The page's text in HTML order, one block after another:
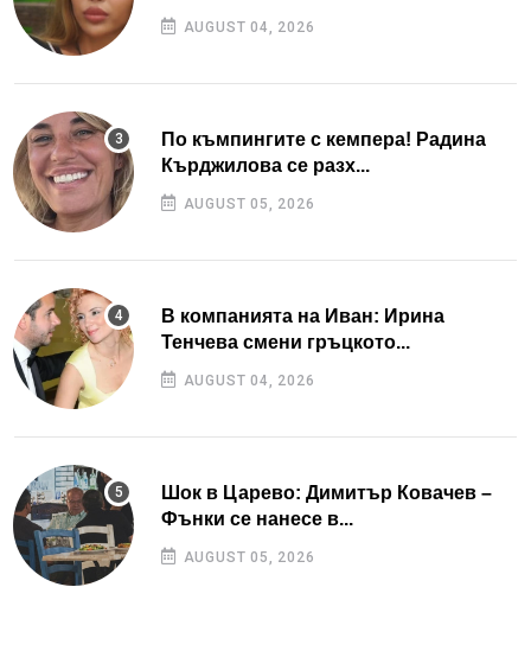
AUGUST 04, 2026
По къмпингите с кемпера! Радина
Кърджилова се разх...
AUGUST 05, 2026
В компанията на Иван: Ирина
Тенчева смени гръцкото...
AUGUST 04, 2026
Шок в Царево: Димитър Ковачев –
Фънки се нанесе в...
AUGUST 05, 2026